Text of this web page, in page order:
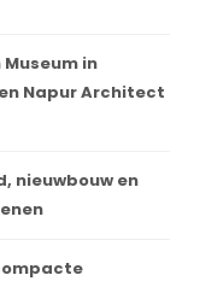
Museum in
Napur Architect
nieuwbouw en